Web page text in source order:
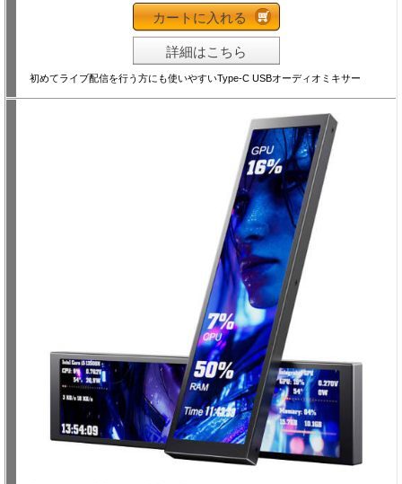
カートに入れる
詳細はこちら
初めてライブ配信を行う方にも使いやすいType-C USBオーディオミキサー